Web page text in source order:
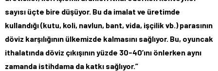
sayısı üçte bire düşüyor. Bu da imalat ve üretimde
kullandığı (kutu, koli, navlun, bant, vida, işçilik vb.) parasının
döviz karşılığının ülkemizde kalmasını sağlıyor. Bu, oyuncak
ithalatında döviz çıkışının yüzde 30-40’ını önlerken aynı
zamanda istihdama da katkı sağlıyor.”